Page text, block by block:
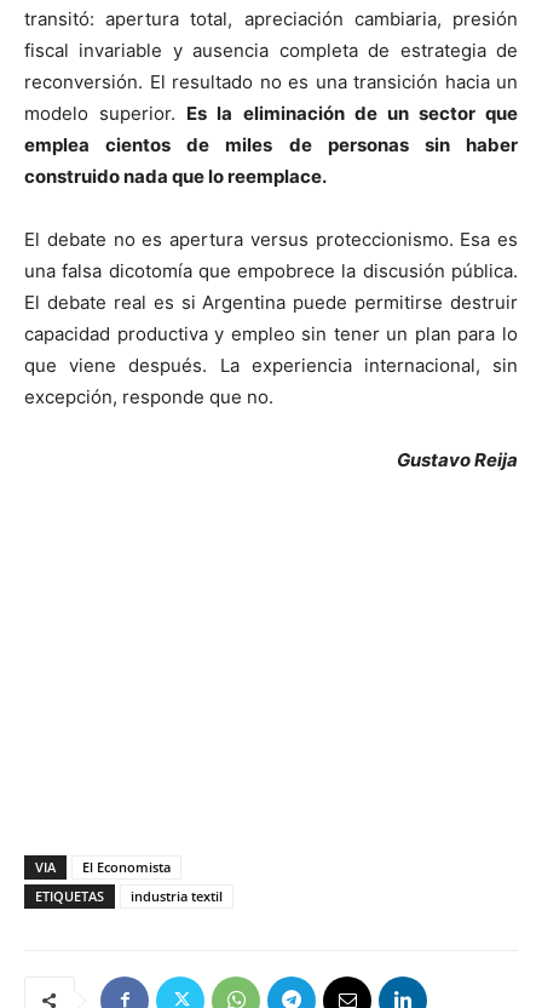
transitó: apertura total, apreciación cambiaria, presión
fiscal invariable y ausencia completa de estrategia de
reconversión. El resultado no es una transición hacia un
modelo superior. Es la eliminación de un sector que
emplea cientos de miles de personas sin haber
construido nada que lo reemplace.
El debate no es apertura versus proteccionismo. Esa es
una falsa dicotomía que empobrece la discusión pública.
El debate real es si Argentina puede permitirse destruir
capacidad productiva y empleo sin tener un plan para lo
que viene después. La experiencia internacional, sin
excepción, responde que no.
Gustavo Reija
VIA
El Economista
ETIQUETAS
industria textil